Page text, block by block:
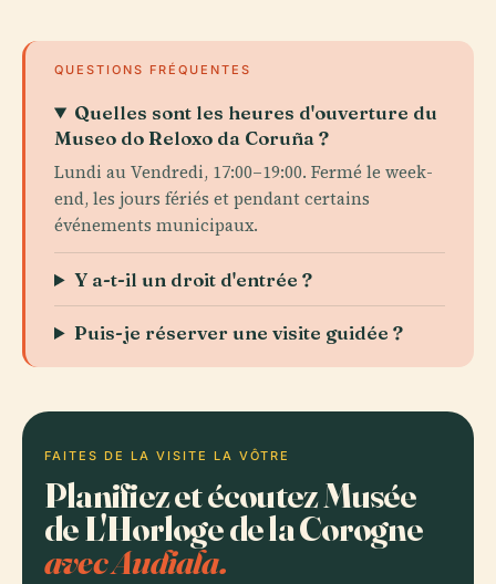
QUESTIONS FRÉQUENTES
Quelles sont les heures d'ouverture du
Museo do Reloxo da Coruña ?
Lundi au Vendredi, 17:00–19:00. Fermé le week-
end, les jours fériés et pendant certains
événements municipaux.
Y a-t-il un droit d'entrée ?
Puis-je réserver une visite guidée ?
FAITES DE LA VISITE LA VÔTRE
Planifiez et écoutez Musée
de L'Horloge de la Corogne
avec Audiala.